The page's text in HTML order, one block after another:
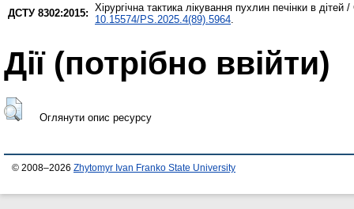
ДСТУ 8302:2015: Хірургічна тактика лікування пухлин печінки в
10.15574/PS.2025.4(89).5964.
Дії ​​(потрібно ввійти)
Оглянути опис ресурсу
© 2008–2026 Zhytomyr Ivan Franko State University